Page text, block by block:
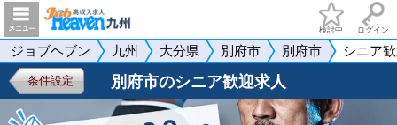
検討中 ログイン
ジョブヘブン 九州 大分県 別府市 別府市 シニア
条件設定 別府市のシニア歓迎求人